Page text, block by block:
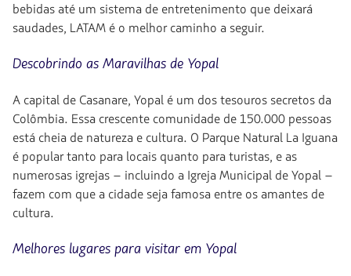
bebidas até um sistema de entretenimento que deixará
saudades, LATAM é o melhor caminho a seguir.
Descobrindo as Maravilhas de Yopal
A capital de Casanare, Yopal é um dos tesouros secretos da
Colômbia. Essa crescente comunidade de 150.000 pessoas
está cheia de natureza e cultura. O Parque Natural La Iguana
é popular tanto para locais quanto para turistas, e as
numerosas igrejas – incluindo a Igreja Municipal de Yopal –
fazem com que a cidade seja famosa entre os amantes de
cultura.
Melhores lugares para visitar em Yopal